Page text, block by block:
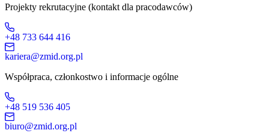
Projekty rekrutacyjne (kontakt dla pracodawców)
+48 733 644 416
kariera@zmid.org.pl
Współpraca, członkostwo i informacje ogólne
+48 519 536 405
biuro@zmid.org.pl